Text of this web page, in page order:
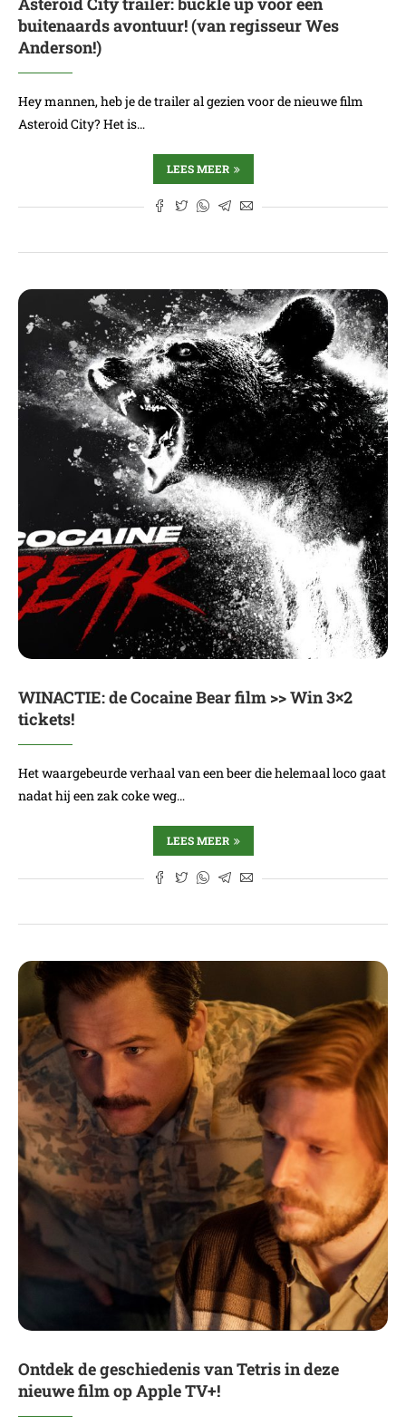
buitenaards avontuur! (van regisseur Wes
Anderson!)
Hey mannen, heb je de trailer al gezien voor de nieuwe film
Asteroid City? Het is…
LEES MEER
WINACTIE: de Cocaine Bear film >> Win 3×2
tickets!
Het waargebeurde verhaal van een beer die helemaal loco gaat
nadat hij een zak coke weg…
LEES MEER
Ontdek de geschiedenis van Tetris in deze
nieuwe film op Apple TV+!